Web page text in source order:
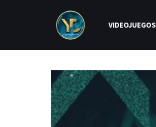
VIDEOJUEGOS